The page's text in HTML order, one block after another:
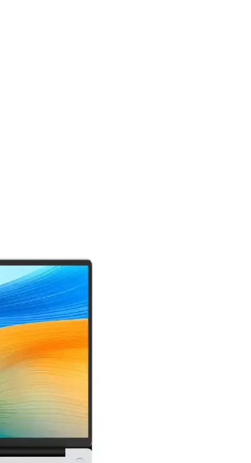
kolaylaştırır. Dosya paylaşımı, sesli ve
Kullanım Zorlukları Analizi
kullanıcı deneyimini etkiliyor. Toplu mesaj
En Güncel Yöntemler
için 2025'e özel güncel çözümler ve güvenlik
QR kod ile kolay giriş, dosya paylaşımı ve
En Popüler Mesajlaşma